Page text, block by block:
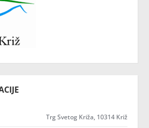
Trg Svetog Križa, 10314 Križ